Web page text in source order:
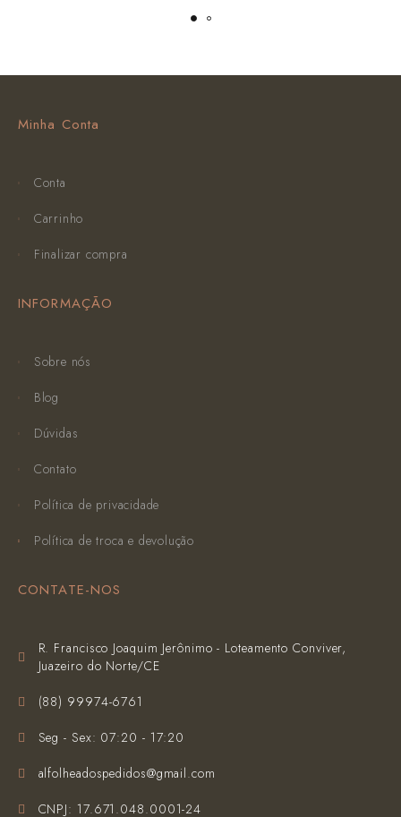
Minha Conta
Conta
Carrinho
Finalizar compra
INFORMAÇÃO
Sobre nós
Blog
Dúvidas
Contato
Política de privacidade
Política de troca e devolução
CONTATE-NOS
R. Francisco Joaquim Jerônimo - Loteamento Conviver,
Juazeiro do Norte/CE
(‪88) 99974-6761‬
Seg - Sex: 07:20 - 17:20
alfolheadospedidos@gmail.com
CNPJ: 17.671.048.0001-24